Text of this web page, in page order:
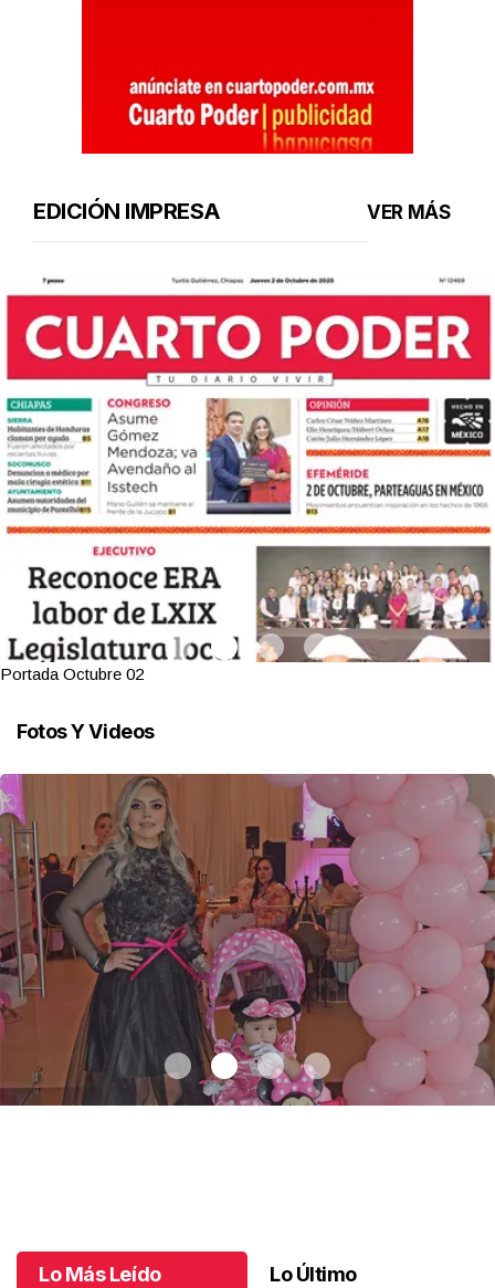
EDICIÓN IMPRESA VER MÁS
Portada Octubre 02
Fotos Y Videos
Lo Más Leído Lo Último